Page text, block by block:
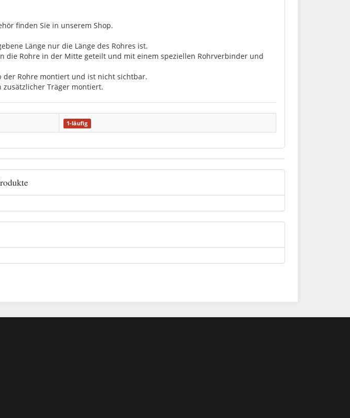
finden Sie in unserem Shop.
Länge nur die Länge des Rohres ist.
die Rohre in der Mitte geteilt und mit einem speziellen Rohrverbinder und
Rohre montiert und ist nicht sichtbar.
Träger montiert.
1-läufig